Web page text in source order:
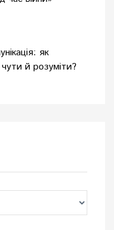
як
й розуміти?